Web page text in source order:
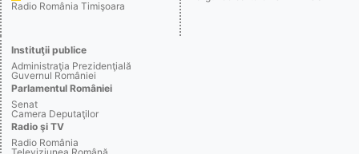
Radio România Timişoara
Instituţii publice
Administraţia Prezidenţială
Guvernul României
Parlamentul României
Senat
Camera Deputaţilor
Radio şi TV
Radio România